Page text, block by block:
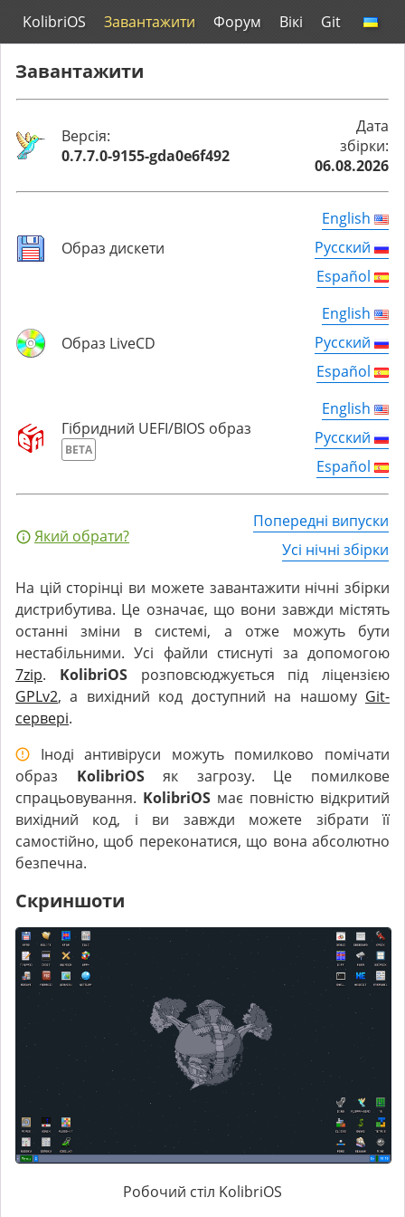
KolibriOS Завантажити Форум Вікі Git
Завантажити
Версія:
0.7.7.0-9155-gda0e6f492
Дата
збірки:
06.08.2026
Образ дискети
English
Русский
Español
Образ LiveCD
English
Русский
Español
Гібридний UEFI/BIOS образ
BETA
English
Русский
Español
Який обрати?
Попередні випуски
Усі нічні збірки
На цій сторінці ви можете завантажити нічні збірки
дистрибутива. Це означає, що вони завжди містять
останні зміни в системі, а отже можуть бути
нестабільними. Усі файли стиснуті за допомогою
7zip. KolibriOSрозповсюджується під ліцензією
GPLv2, а вихідний код доступний на нашому Git-
сервері.
Іноді антивіруси можуть помилково помічати
образ KolibriOSяк загрозу. Це помилкове
спрацьовування. KolibriOS має повністю відкритий
вихідний код, і ви завжди можете зібрати її
самостійно, щоб переконатися, що вона абсолютно
безпечна.
Скриншоти
Робочий стіл KolibriOS